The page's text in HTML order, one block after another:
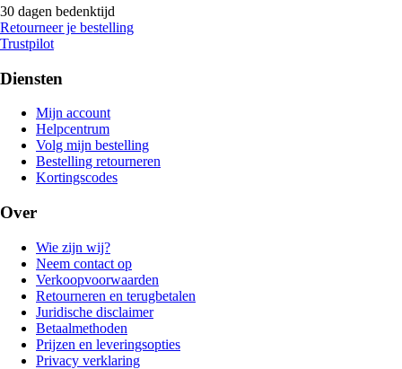
30 dagen bedenktijd
Retourneer je bestelling
Trustpilot
Diensten
Mijn account
Helpcentrum
Volg mijn bestelling
Bestelling retourneren
Kortingscodes
Over
Wie zijn wij?
Neem contact op
Verkoopvoorwaarden
Retourneren en terugbetalen
Juridische disclaimer
Betaalmethoden
Prijzen en leveringsopties
Privacy verklaring